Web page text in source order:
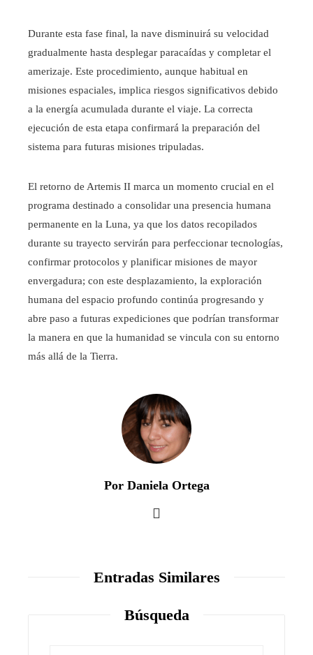
Durante esta fase final, la nave disminuirá su velocidad
gradualmente hasta desplegar paracaídas y completar el
amerizaje. Este procedimiento, aunque habitual en
misiones espaciales, implica riesgos significativos debido
a la energía acumulada durante el viaje. La correcta
ejecución de esta etapa confirmará la preparación del
sistema para futuras misiones tripuladas.
El retorno de Artemis II marca un momento crucial en el
programa destinado a consolidar una presencia humana
permanente en la Luna, ya que los datos recopilados
durante su trayecto servirán para perfeccionar tecnologías,
confirmar protocolos y planificar misiones de mayor
envergadura; con este desplazamiento, la exploración
humana del espacio profundo continúa progresando y
abre paso a futuras expediciones que podrían transformar
la manera en que la humanidad se vincula con su entorno
más allá de la Tierra.
Por Daniela Ortega
Entradas Similares
Búsqueda